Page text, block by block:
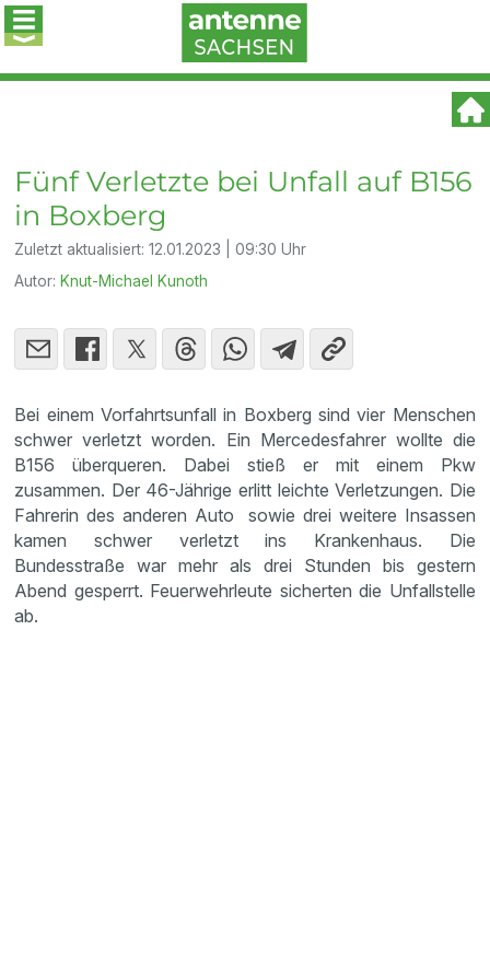
Fünf Verletzte bei Unfall auf B156
in Boxberg
Zuletzt aktualisiert:12.01.2023 | 09:30 Uhr
Autor: Knut-Michael Kunoth
Bei einem Vorfahrtsunfall in Boxberg sind vier Menschen
schwer verletzt worden. Ein Mercedesfahrer wollte die
B156 überqueren. Dabei stieß er mit einem Pkw
zusammen. Der 46-Jährige erlitt leichte Verletzungen. Die
Fahrerin des anderen Auto sowie drei weitere Insassen
kamen schwer verletzt ins Krankenhaus. Die
Bundesstraße war mehr als drei Stunden bis gestern
Abend gesperrt. Feuerwehrleute sicherten die Unfallstelle
ab.